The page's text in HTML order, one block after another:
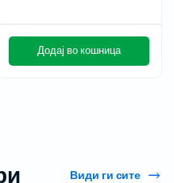
Додај во кошница
Види ги сите